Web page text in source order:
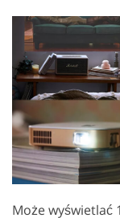
Może wyświetlać